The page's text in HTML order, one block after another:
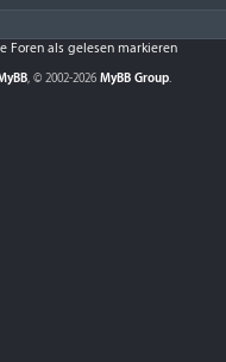
Foren als gelesen markieren
, © 2002-2026 MyBB Group.